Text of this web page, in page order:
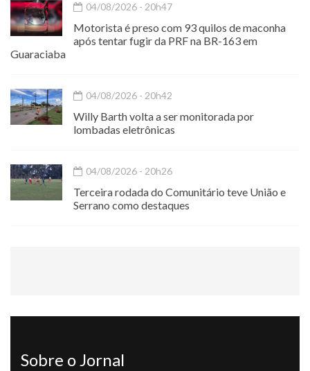
04/08/2026 - 20h47
Motorista é preso com 93 quilos de maconha
após tentar fugir da PRF na BR-163 em
Guaraciaba
04/08/2026 - 20h42
Willy Barth volta a ser monitorada por
lombadas eletrônicas
04/08/2026 - 20h26
Terceira rodada do Comunitário teve União e
Serrano como destaques
Sobre o Jornal